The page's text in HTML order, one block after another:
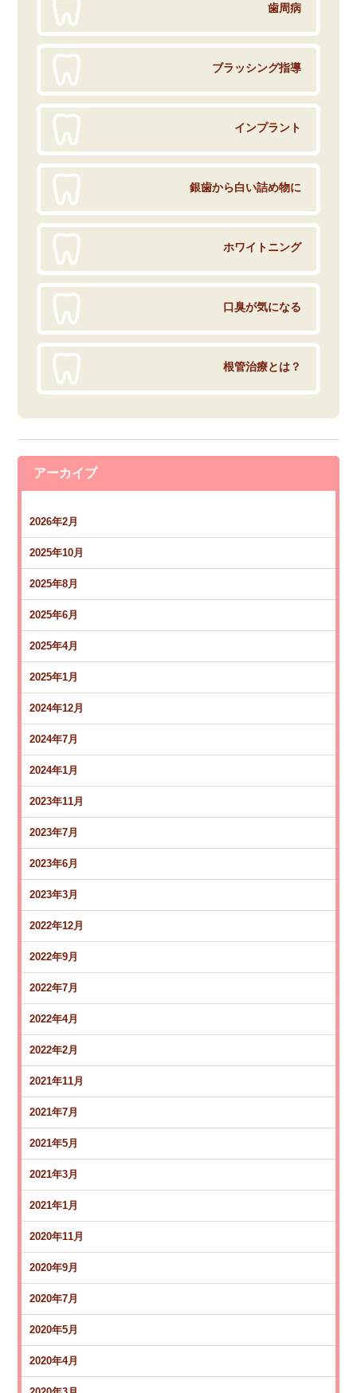
歯周病
ブラッシング指導
インプラント
銀歯から白い詰め物に
ホワイトニング
口臭が気になる
根管治療とは？
アーカイブ
2026年2月
2025年10月
2025年8月
2025年6月
2025年4月
2025年1月
2024年12月
2024年7月
2024年1月
2023年11月
2023年7月
2023年6月
2023年3月
2022年12月
2022年9月
2022年7月
2022年4月
2022年2月
2021年11月
2021年7月
2021年5月
2021年3月
2021年1月
2020年11月
2020年9月
2020年7月
2020年5月
2020年4月